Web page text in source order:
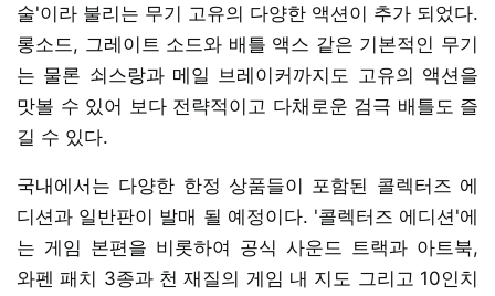
술'이라 불리는 무기 고유의 다양한 액션이 추가 되었다.
롱소드, 그레이트 소드와 배틀 액스 같은 기본적인 무기
는 물론 쇠스랑과 메일 브레이커까지도 고유의 액션을
맛볼 수 있어 보다 전략적이고 다채로운 검극 배틀도 즐
길 수 있다.
국내에서는 다양한 한정 상품들이 포함된 콜렉터즈 에
디션과 일반판이 발매 될 예정이다. '콜렉터즈 에디션'에
는 게임 본편을 비롯하여 공식 사운드 트랙과 아트북,
와펜 패치 3종과 천 재질의 게임 내 지도 그리고 10인치